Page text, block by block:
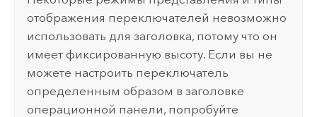
отображения переключателей невозможно
использовать для заголовка, потому что он
имеет фиксированную высоту. Если вы не
можете настроить переключатель
определенным образом в заголовке
операционной панели, попробуйте